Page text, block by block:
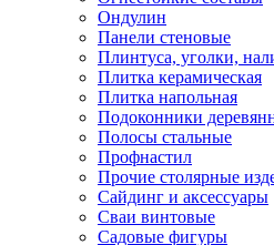
Ондулин
Панели стеновые
Плинтуса, уголки,
Плитка керамическая
Плитка напольная
Подоконники
Полосы стальные
Профнастил
Прочие столярные
Сайдинг и аксессуары
Сваи винтовые
Садовые фигуры